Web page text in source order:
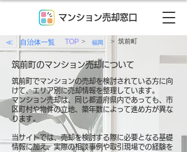
マンション売却窓口
≪ 自治体一覧 TOP > 福岡 > 筑前町
筑前町のマンション売却について
筑前町でマンションの売却を検討されている方に向
けて、エリア別に売却情報を整理しています。
マンション売却は、同じ都道府県内であっても、市
区町村や物件の立地、築年数によって進め方が異な
ります。
当サイトでは、売却を検討する際に必要となる基礎
情報に加え、実際の相談事例や取引現場での経験を